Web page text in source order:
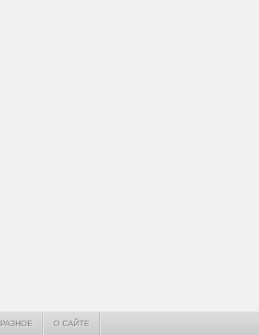
РАЗНОЕ О САЙТЕ